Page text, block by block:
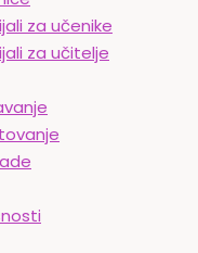
za učenike
za učitelje